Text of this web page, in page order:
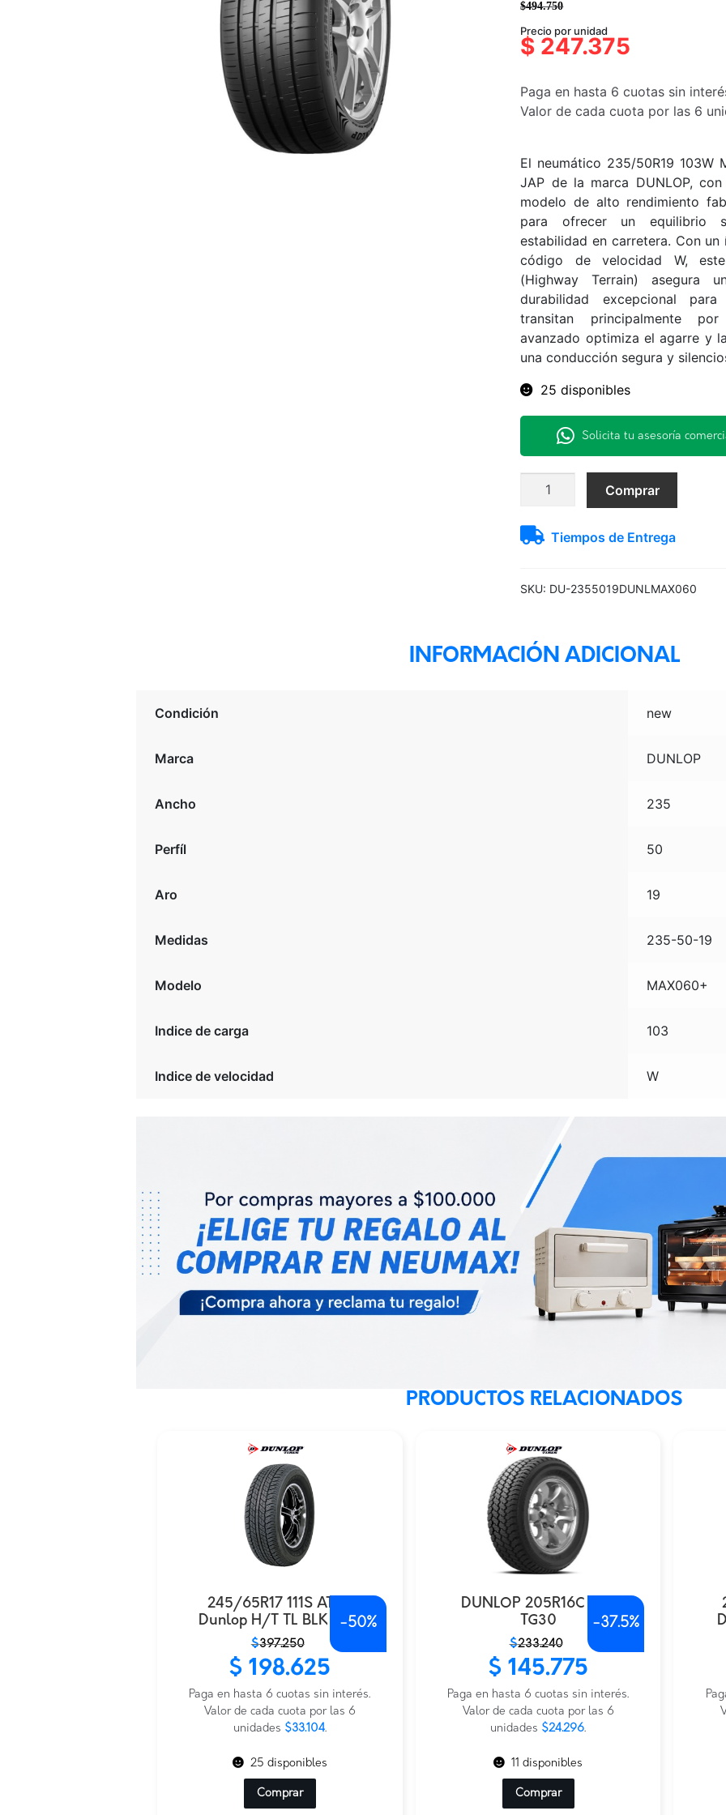
$494.750
precio
original
$494.750.
precio
actual
$247.375.
Precio por unidad
$ 247.375
Paga en hasta 6 cuotas sin
Valor de cada cuota por las 6
El neumático 235/50R19
JAP de la marca DUNLOP,
modelo de alto rendimiento
para ofrecer un equilibrio
estabilidad en carretera. Con
código de velocidad W,
(Highway Terrain) asegura
durabilidad excepcional
transitan principalmente
avanzado optimiza el agarre y
una conducción segura y
25 disponibles
Solicita tu asesoría
235/50R19
Dunlop
-
JAP
cantidad
Comprar
Tiempos de Entrega
SKU: DU-2355019DUNLMAX060
INFORMACIÓN ADICIONAL
Condición new
Marca DUNLOP
Ancho 235
Perfíl 50
Aro 19
Medidas 235-50-19
Modelo MAX060+
Indice de carga 103
Indice de velocidad W
PRODUCTOS RELACIONADOS
245/65R17 111S AT20
Dunlop H/T TL BLK THA
$397.250
era:
$397.250.
es:
$198.625.
$198.625
Paga en hasta 6 cuotas sin interés.
Valor de cada cuota por las 6
unidades $33.104.
-50%
25 disponibles
Comprar
DUNLOP 205R16C 8PR
TG30
$233.240
era:
$233.240.
es:
$145.775.
$ 145.775
Paga en hasta 6 cuotas sin interés.
Valor de cada cuota por las 6
unidades $24.296.
-37.5%
11 disponibles
Comprar
era:
es: